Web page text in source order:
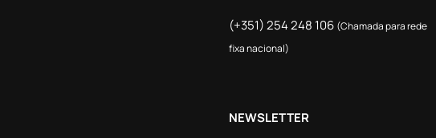
(+351) 254 248 106 (Chamada para rede
fixa nacional)
NEWSLETTER